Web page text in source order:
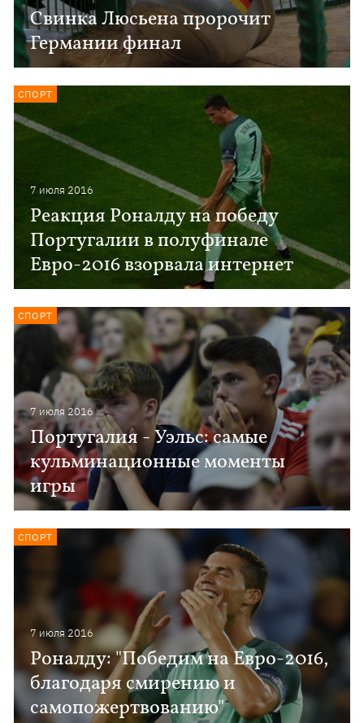
Свинка Люсьена пророчит
Германии финал
7 июля 2016
Реакция Роналду на победу
Португалии в полуфинале
Евро-2016 взорвала интернет
СПОРТ
7 июля 2016
Португалия - Уэльс: самые
кульминационные моменты
игры
СПОРТ
7 июля 2016
Роналду: "Победим на Евро-2016,
благодаря смирению и
самопожертвованию"
СПОРТ